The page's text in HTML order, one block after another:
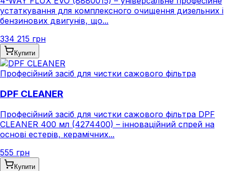
устаткування для комплексного очищення дизельних і
бензинових двигунів, що...
334 215 грн
Купити
Професійний засіб для чистки сажового фільтра
DPF CLEANER
Професійний засіб для чистки сажового фільтра DPF
CLEANER 400 мл (4274400) – інноваційний спрей на
основі естерів, керамічних...
555 грн
Купити